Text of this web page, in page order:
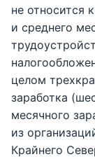
не относится
и среднего
целом
заработка
месячного
из
Крайнего